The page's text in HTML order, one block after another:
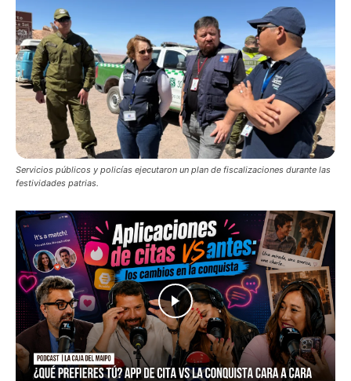
Servicios públicos y policías ejecutaron un plan de fiscalizaciones durante las
festividades patrias.